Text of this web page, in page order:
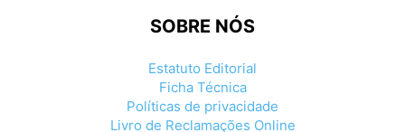
SOBRE NÓS
Estatuto Editorial
Ficha Técnica
Políticas de privacidade
Livro de Reclamações Online